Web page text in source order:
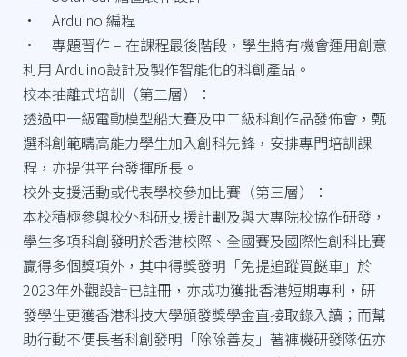
• Arduino 編程
• 專題習作 – 在課程最後階段，學生將有機會運用創意
利用 Arduino設計及製作智能化的科創產品。
校本抽離式培訓（第二層）：
透過中一級電動模型船大賽及中二級科創作品發佈會，甄
選科創範疇高能力學生加入創科先鋒，安排專門培訓課
程，亦提供平台發揮所長。
校外支援活動或代表學校參加比賽（第三層）：
本校積極參與校外科研支援計劃及與大專院校協作研發，
學生多項科創發明於香港校際、全國賽及國際性創科比賽
贏得多個獎項外，其中得獎發明「免提追蹤買餸車」於
2023年外觀設計已註冊，亦成功獲批香港短期專利，研
發學生更獲香港科技大學頒發獎學金直接取錄入讀；而幫
助行動不便長者科創發明「除除善友」著褲機研發隊伍亦